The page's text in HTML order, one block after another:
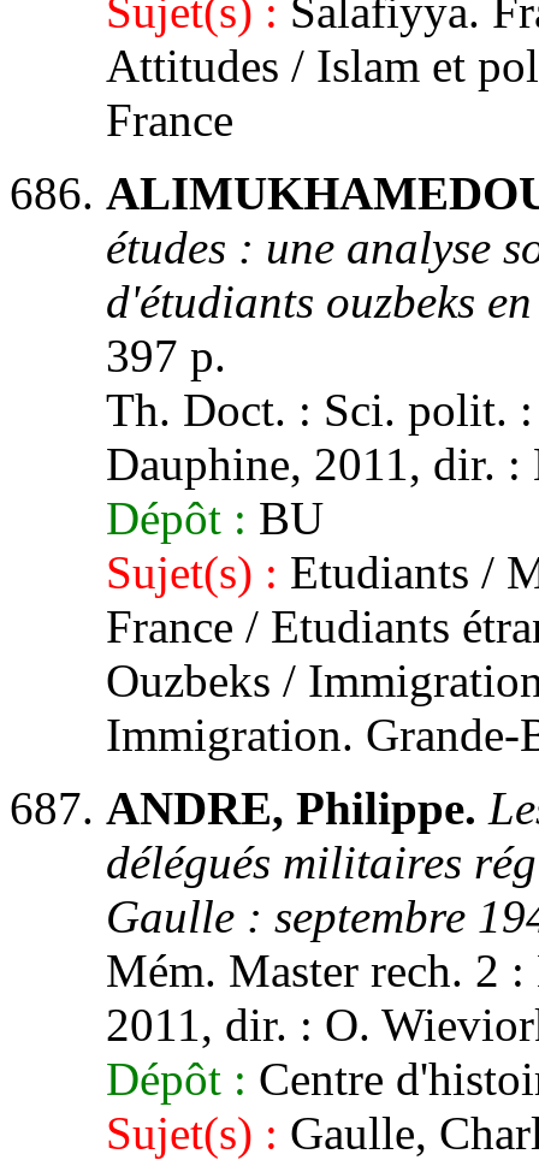
Sujet(s) : Salafiyya.
Attitudes / Islam et
France
études : une analyse
d'étudiants ouzbeks
397 p.
Th. Doct. : Sci. polit.
Dauphine, 2011, dir.
Dépôt : BU
Sujet(s) : Etudiants /
France / Etudiants
Ouzbeks /
Immigration. Grande-
ANDRE, Philippe.
délégués militaires
Gaulle : septembre
Mém. Master rech. 2
2011, dir. : O.
Dépôt : Centre
Sujet(s) : Gaulle,